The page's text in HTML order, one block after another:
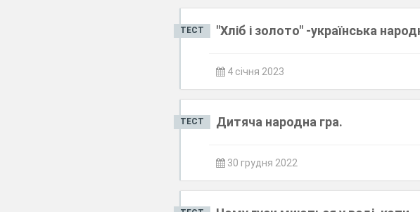
ТЕСТ "Хліб і золото" -українська
4 січня 2023
ТЕСТ Дитяча народна гра.
30 грудня 2022